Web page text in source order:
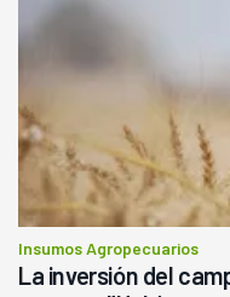
Insumos Agropecuarios
La inversión del